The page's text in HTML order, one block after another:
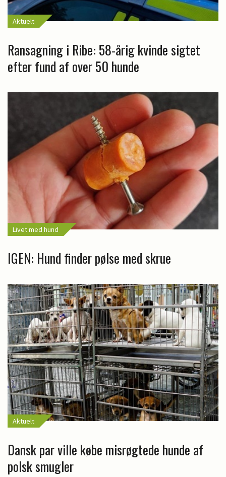
Aktuelt
Ransagning i Ribe: 58-årig kvinde sigtet
efter fund af over 50 hunde
Livet med hund
IGEN: Hund finder pølse med skrue
Aktuelt
Dansk par ville købe misrøgtede hunde af
polsk smugler